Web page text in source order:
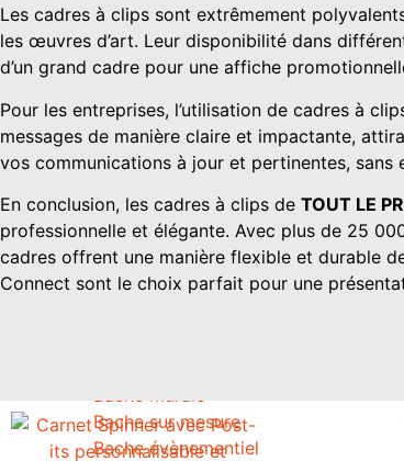
KAKÉMONOS
Kakémono grand format
Accessoire pour kakémono
Kakémono écologique
Kakémono classique
Kakémono extérieur
Kakémono recto-verso
Kakémono premium
Bache murale
Bache sur mesure
Bache évènementiel
Les cadres à clips sont extrêmement
les œuvres d’art. Leur disponibilité dans
d’un grand cadre pour une affiche
Pour les entreprises, l’utilisation de cadres à
messages de manière claire et impactante,
vos communications à jour et pertinentes, sans
En conclusion, les cadres à clips de TOUT LE
professionnelle et élégante. Avec plus de 25
cadres offrent une manière flexible et durable
Connect sont le choix parfait pour une